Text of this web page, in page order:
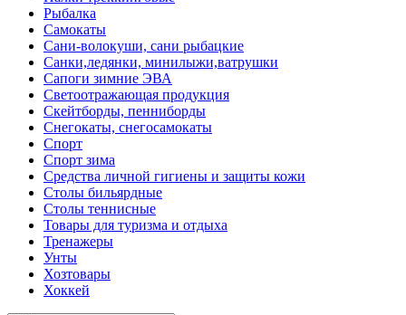
Рыбалка
Самокаты
Сани-волокуши, сани рыбацкие
Санки,ледянки, минилыжи,ватрушки
Сапоги зимние ЭВА
Светоотражающая продукция
Скейтборды, пенниборды
Снегокаты, снегосамокаты
Спорт
Спорт зима
Средства личной гигиены и защиты кожи
Столы бильярдные
Столы теннисные
Товары для туризма и отдыха
Тренажеры
Унты
Хозтовары
Хоккей